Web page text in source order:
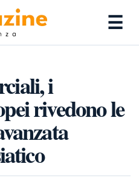
☰
i
rivedono le